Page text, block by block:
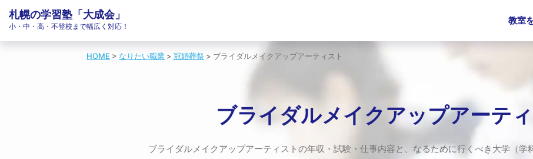
札幌の学習塾「大成会」
小・中・高・不登校まで幅広く対応！
チームでの個別指導塾「大成会」
教室
HOME > なりたい職業 > 冠婚葬祭 > ブライダルメイクアップアーティスト
ブライダルメイクアップアーテ
ブライダルメイクアップアーティストの年収・試験・仕事内容と、なるために行くべき大学（学